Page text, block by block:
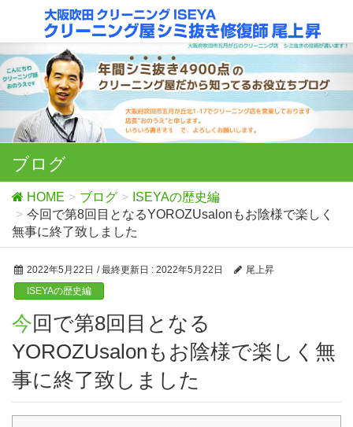
ブログ
HOME ブログ
ISEYAの歴史編
今回で第8回目となるYOROZUsalonもお陰様で楽しく
無事に終了致しました
2022年5月22日 / 最終更新日 : 2022年5月22日
尾上昇
ISEYAの歴史編
今回で第8回目となる
YOROZUsalonもお陰様で楽しく無
事に終了致しました